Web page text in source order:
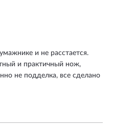
и не расстается.
и практичный нож,
не подделка, все сделано